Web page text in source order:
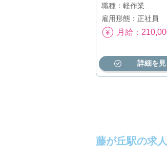
職種：軽作業
雇用形態：正社員
月給：
詳細を見
藤が丘駅の求